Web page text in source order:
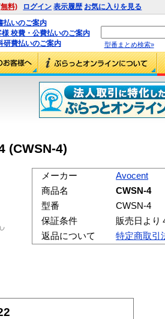
料) ログイン 表示履歴 お気に入りを見る
払いのご案内
校費・公費払いのご案内
研費払いのご案内
型番まとめ検索»
(CWSN-4)
メーカー
Avocent
商品名
CWSN-4
型番
CWSN-4
保証条件
販売日より
返品について
特定商取引